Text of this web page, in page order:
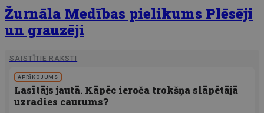
Žurnāla Medības pielikums Plēsēji
un grauzēji
SAISTĪTIE RAKSTI
APRĪKOJUMS
Lasītājs jautā. Kāpēc ieroča trokšņa slāpētājā
uzradies caurums?